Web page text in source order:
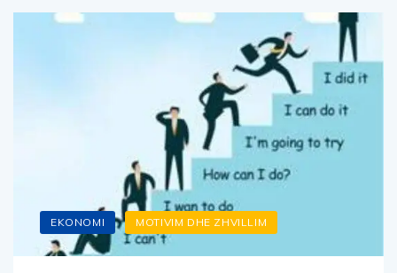
EKONOMI MOTIVIM DHE ZHVILLIM